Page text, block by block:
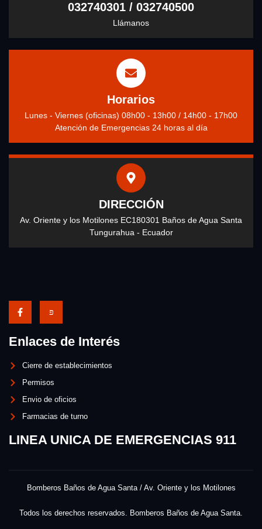
032740301 / 032740500
Llámanos
Horarios
Lunes - Viernes (oficinas) 08h00 - 13h00 / 14h00 - 17h00
Atención de Emergencias 24 horas al día
DIRECCIÓN
Av. Oriente y los Motilones EC180301 Baños de Agua Santa
Tungurahua - Ecuador
Enlaces de Interés
Cierre de establecimientos
Permisos
Envio de oficios
Farmacias de turno
LINEA UNICA DE EMERGENCIAS 911
Bomberos Baños de Agua Santa / Av. Oriente y los Motilones
Todos los derechos reservados. Bomberos Baños de Agua Santa.